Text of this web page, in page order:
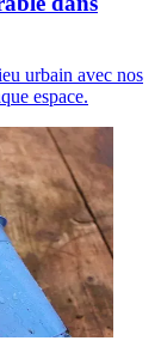
urbain avec nos
espace.